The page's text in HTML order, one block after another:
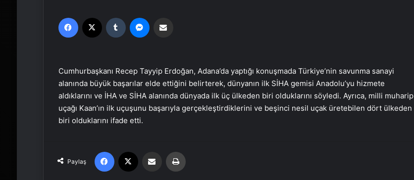
Facebook Tumblr
Cumhurbaşkanı Recep Tayyip Erdoğan, Adana’da yaptığı konuşmada Türkiye’nin savunma sanayi
alanında büyük başarılar elde ettiğini belirterek, dünyanın ilk SİHA gemisi Anadolu’yu hizmete
aldıklarını ve İHA ve SİHA alanında dünyada ilk üç ülkeden biri olduklarını söyledi. Ayrıca, milli muharip
uçağı Kaan’ın ilk uçuşunu başarıyla gerçekleştirdiklerini ve beşinci nesil uçak üretebilen dört ülkeden
biri olduklarını ifade etti.
Paylaş
Facebook Email'den paylaş
Fırtınalı ve rüzgarlı havalarda oluşan
baş ağrılarından kurtulma yolları